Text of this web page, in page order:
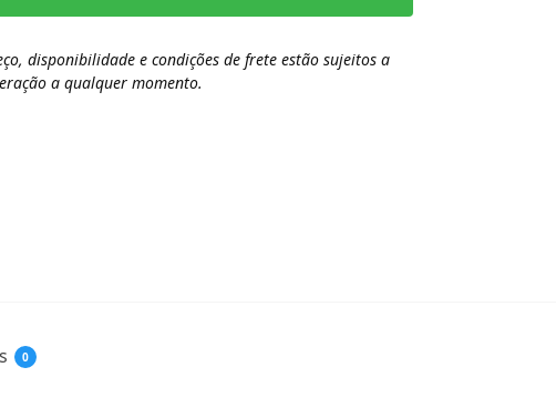
disponibilidade e condições de frete estão sujeitos a
a qualquer momento.
0